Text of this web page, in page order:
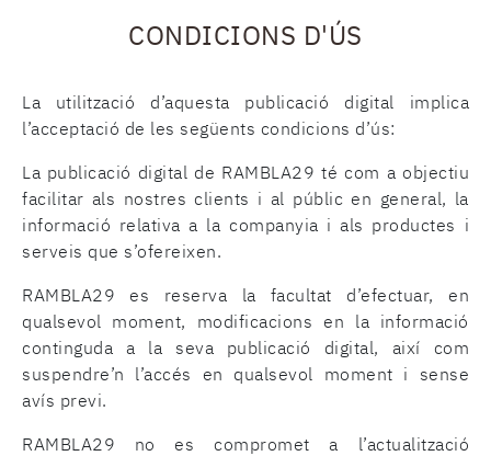
CONDICIONS D'ÚS
La utilització d’aquesta publicació digital implica
l’acceptació de les següents condicions d’ús:
La publicació digital de RAMBLA29 té com a objectiu
facilitar als nostres clients i al públic en general, la
informació relativa a la companyia i als productes i
serveis que s’ofereixen.
RAMBLA29 es reserva la facultat d’efectuar, en
qualsevol moment, modificacions en la informació
continguda a la seva publicació digital, així com
suspendre’n l’accés en qualsevol moment i sense
avís previ.
RAMBLA29 no es compromet a l’actualització